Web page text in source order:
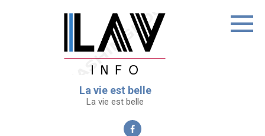
La vie est belle
La vie est belle